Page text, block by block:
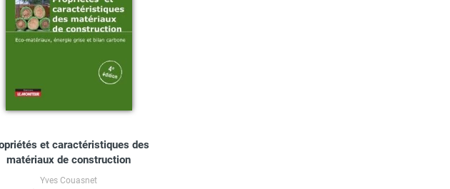
et caractéristiques des
matériaux de construction
Yves Couasnet